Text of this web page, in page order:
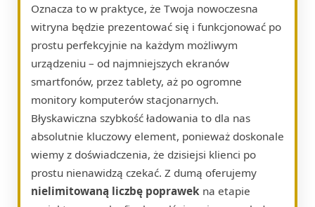
Oznacza to w praktyce, że Twoja nowoczesna
witryna będzie prezentować się i funkcjonować po
prostu perfekcyjnie na każdym możliwym
urządzeniu – od najmniejszych ekranów
smartfonów, przez tablety, aż po ogromne
monitory komputerów stacjonarnych.
Błyskawiczna szybkość ładowania to dla nas
absolutnie kluczowy element, ponieważ doskonale
wiemy z doświadczenia, że dzisiejsi klienci po
prostu nienawidzą czekać. Z dumą oferujemy
nielimitowaną liczbę poprawek na etapie